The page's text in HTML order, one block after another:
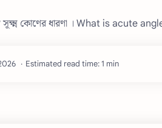
সূক্ষ্ম কোণের ধারণা । What is acute
Estimated read time: 1 min